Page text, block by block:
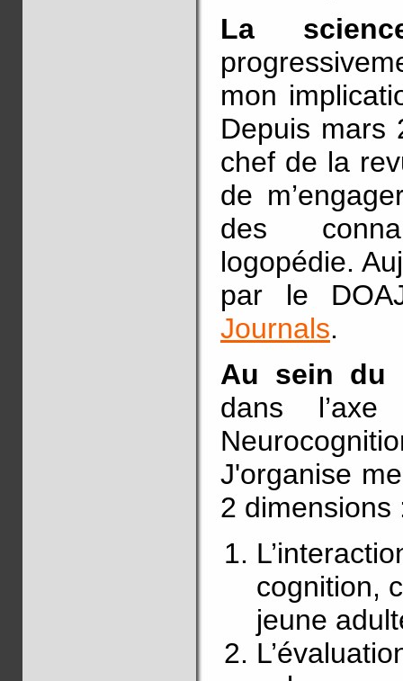
La
mon
Depuis mars
chef de la
de
des
logopédie.
par le
Journals.
Au sein du
dans l’axe
J'organise
2 dimensions
cognition,
jeune